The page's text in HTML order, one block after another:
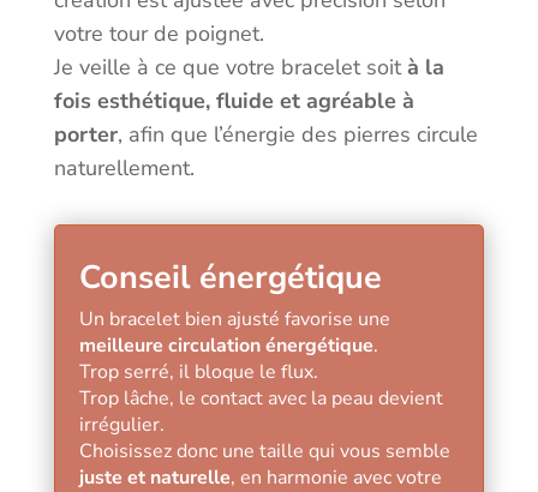
votre tour de poignet.
Je veille à ce que votre bracelet soità la
fois esthétique, fluide et agréable à
porter, afin que l’énergie des pierres circule
naturellement.
Conseil énergétique
Un bracelet bien ajusté favorise une
meilleure circulation énergétique.
Trop serré, il bloque le flux.
Trop lâche, le contact avec la peau devient
irrégulier.
Choisissez donc une taille qui vous semble
juste et naturelle, en harmonie avec votre